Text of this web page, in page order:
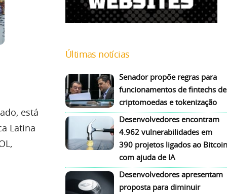
está
Latina
Últimas notícias
Senador propõe regras para
funcionamentos de fintechs de
criptomoedas e tokenização
Desenvolvedores encontram
4.962 vulnerabilidades em
390 projetos ligados ao Bitcoin
com ajuda de IA
Desenvolvedores apresentam
proposta para diminuir